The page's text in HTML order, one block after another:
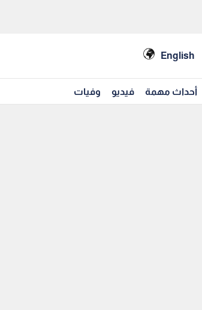
English
أحداث مهمة فيديو وفيات